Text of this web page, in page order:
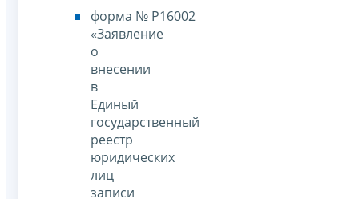
форма № Р16002
«Заявление
о
внесении
в
Единый
государственный
реестр
юридических
лиц
записи